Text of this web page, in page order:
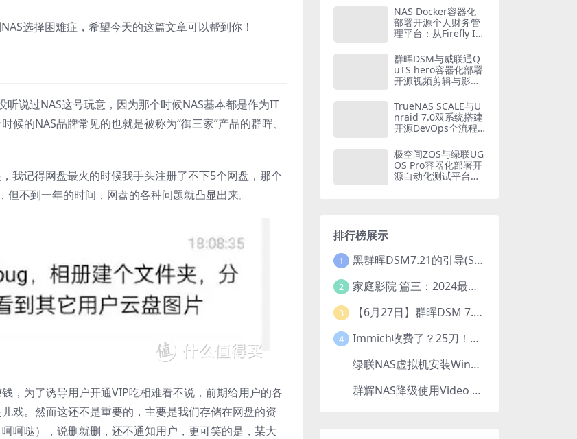
选择困难症，希望今天的这篇文章可以帮到你！
说过NAS这号玩意，因为那个时候NAS基本都是作为IT
的NAS品牌常见的也就是被称为“御三家”产品的群晖、
我记得网盘最火的时候我手头注册了不下5个网盘，那个
不到一年的时间，网盘的各种问题就凸显出来。
，为了诱导用户开通VIP吃相难看不说，前期给用户的各
戏。然而这还不是重要的，主要是我们存储在网盘的资
呵哒），说删就删，还不通知用户，更可笑的是，某大
NAS Docker容器化
部署开源个人财务管
理平台：从Firefly III
家庭财务自由方案
（2026版）
群晖DSM与威联通Q
uTS hero容器化部署
开源视频剪辑与影视
Blender的NAS创意
工作站构建方案
TrueNAS SCALE与U
nraid 7.0双系统搭建
开源DevOps全流程
Kubernetes的容器
化CI/CD实战
极空间ZOS与绿联UG
OS Pro容器化部署开
源自动化测试平台：
排行榜展示
1 黑群晖DSM7.21的引导(SA6400_7.21引导可单NVME安装系统）
2 家庭影院 篇三：2024最新教程！小雅Emby全家桶又是什么？它和小雅AList又有什么区别？
3 【6月27日】群晖DSM 7.2.1-69057 Update 5 引导【附半洗白序列号】
4 Immich收费了？25刀！后知后觉的我，分享几个方法DIY这款最强家庭照片管理工具
绿联NAS虚拟机安装Windows，打造辅助工作站
群辉NAS降级使用Video Station：7.2.2降级为7.2.1，也可降为其他版本